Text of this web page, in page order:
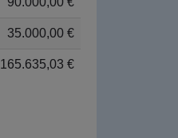
35.000,00 €
165.635,03 €